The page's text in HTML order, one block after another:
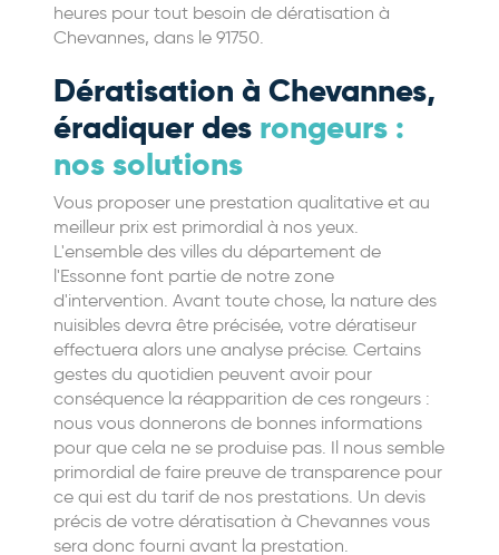
heures pour tout besoin de dératisation à
Chevannes, dans le 91750.
Dératisation à Chevannes,
éradiquer des rongeurs :
nos solutions
Vous proposer une prestation qualitative et au
meilleur prix est primordial à nos yeux.
L'ensemble des villes du département de
l'Essonne font partie de notre zone
d'intervention. Avant toute chose, la nature des
nuisibles devra être précisée, votre dératiseur
effectuera alors une analyse précise. Certains
gestes du quotidien peuvent avoir pour
conséquence la réapparition de ces rongeurs :
nous vous donnerons de bonnes informations
pour que cela ne se produise pas. Il nous semble
primordial de faire preuve de transparence pour
ce qui est du tarif de nos prestations. Un devis
précis de votre dératisation à Chevannes vous
sera donc fourni avant la prestation.